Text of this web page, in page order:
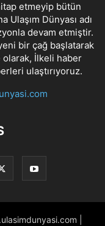
etmeyip bütün
Ulaşım Dünyası adı
devam etmiştir.
bir çağ başlatarak
olarak, İlkeli haber
ulaştırıyoruz.
|